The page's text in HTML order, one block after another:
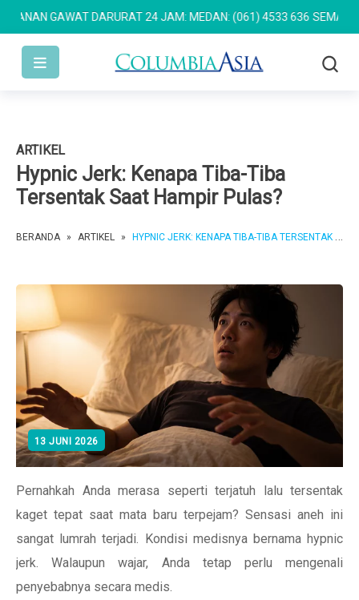
GAWAT DARURAT 24 JAM: MEDAN: (061) 4533 636 SEMARANG:
ARTIKEL
Hypnic Jerk: Kenapa Tiba-Tiba
Tersentak Saat Hampir Pulas?
BERANDA » ARTIKEL » HYPNIC JERK: KENAPA TIBA-TIBA TERSENTAK SAAT HAMPIR PULAS?
13 JUNI 2026
Pernahkah Anda merasa seperti terjatuh lalu tersentak
kaget tepat saat mata baru terpejam? Sensasi aneh ini
sangat lumrah terjadi. Kondisi medisnya bernama hypnic
jerk. Walaupun wajar, Anda tetap perlu mengenali
penyebabnya secara medis.